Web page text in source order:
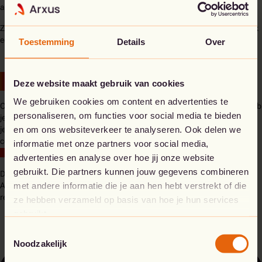
Toestemming Details Over
Deze website maakt gebruik van cookies
We gebruiken cookies om content en advertenties te
personaliseren, om functies voor social media te bieden
en om ons websiteverkeer te analyseren. Ook delen we
informatie met onze partners voor social media,
advertenties en analyse over hoe jij onze website
gebruikt. Die partners kunnen jouw gegevens combineren
met andere informatie die je aan hen hebt verstrekt of die
ze hebben verzameld op basis van hoe je hun services
Noodzakelijk
af volgens je behoeften.
Zo geniet je van heel wat extra flexibiliteit én wordt jouw omgeving ook
een stukkostenefficiënter
Vlottere monitoring en controle
Omdat Azure Arc je security-infrastructuur volledig uniform maakt, heb
je een betere controle over je volledige hybride cloudomgeving. Zo kan
je, bijvoorbeeld, gebruik maken van de ingebouwde monitoring- en
compliance-functies van Azure. En kan je deAzure Governance best
practices
volledig doortrekken op je hele infrastructuur.
Daarbovenop heb je ook toegang tot degedetailleerde rapportenin
Azure. Daarmee heb je altijd zicht op de prestaties en status van je
resources.